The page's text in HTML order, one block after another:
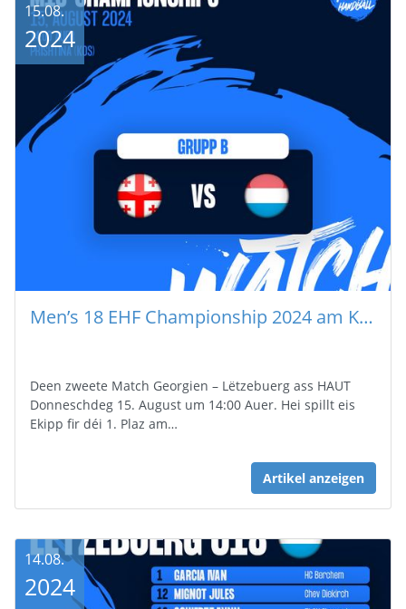
Men’s 18 EHF Championship 2024 am Kosovo
Deen zweete Match Georgien – Lëtzebuerg ass HAUT
Donneschdeg 15. August um 14:00 Auer. Hei spillt eis
Ekipp fir déi 1. Plaz am…
Artikel anzeigen
15.08.
2024
14.08.
2024